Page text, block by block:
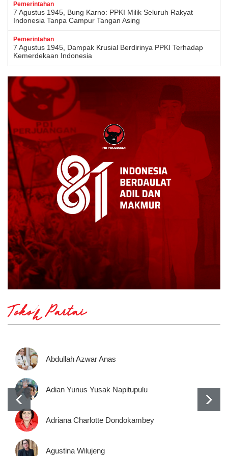
Pemerintahan
7 Agustus 1945, Bung Karno: PPKI Milik Seluruh Rakyat
Indonesia Tanpa Campur Tangan Asing
Pemerintahan
7 Agustus 1945, Dampak Krusial Berdirinya PPKI Terhadap
Kemerdekaan Indonesia
Tokoh Partai
Abdullah Azwar Anas
Adian Yunus Yusak Napitupulu
Adriana Charlotte Dondokambey
Agustina Wilujeng